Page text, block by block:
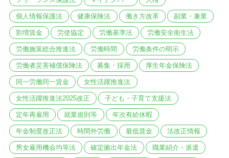
個人情報保護法 健康保険法 働き方改革 副業・兼業
割増賃金 労使協定 労働基準法 労働安全衛生法
労働施策総合推進法 労働時間 労働条件の明示
労働者災害補償保険法 募集・採用 厚生年金保険法
同一労働同一賃金 女性活躍推進法
女性活躍推進法2025改正 子ども・子育て支援法
定年再雇用 就業規則等 年次有給休暇
年金制度改正法 時間外労働 最低賃金 法改正情報
男女雇用機会均等法 確定拠出年金法 職業紹介・派遣